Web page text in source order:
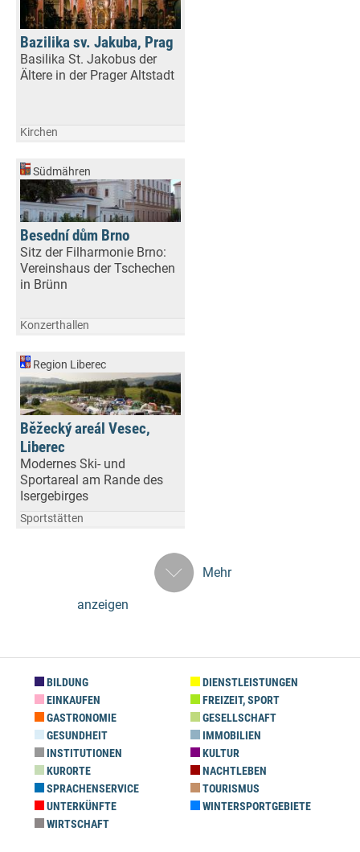
Bazilika sv. Jakuba, Prag
Basilika St. Jakobus der
Ältere in der Prager Altstadt
Kirchen
Südmähren
Besední dům Brno
Sitz der Filharmonie Brno:
Vereinshaus der Tschechen
in Brünn
Konzerthallen
Region Liberec
Běžecký areál Vesec,
Liberec
Modernes Ski- und
Sportareal am Rande des
Isergebirges
Sportstätten
Mehr
anzeigen
BILDUNG
DIENSTLEISTUNGEN
EINKAUFEN
FREIZEIT, SPORT
GASTRONOMIE
GESELLSCHAFT
GESUNDHEIT
IMMOBILIEN
INSTITUTIONEN
KULTUR
KURORTE
NACHTLEBEN
SPRACHENSERVICE
TOURISMUS
UNTERKÜNFTE
WINTERSPORTGEBIETE
WIRTSCHAFT